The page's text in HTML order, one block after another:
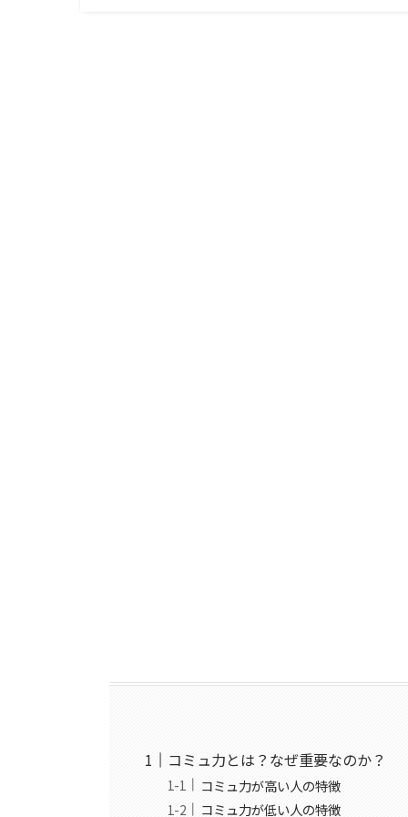
コミュ力とは？なぜ重要なのか？
コミュ力が高い人の特徴
コミュ力が低い人の特徴